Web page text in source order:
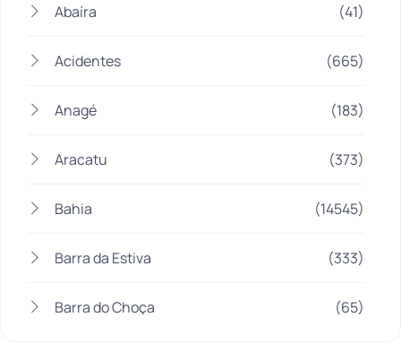
Abaíra (41)
Acidentes (665)
Anagé (183)
Aracatu (373)
Bahia (14545)
Barra da Estiva (333)
Barra do Choça (65)